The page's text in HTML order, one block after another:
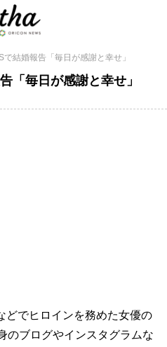
で結婚報告「毎日が感謝と幸せ」
「毎日が感謝と幸せ」
でヒロインを務めた女優の
のブログやインスタグラムな